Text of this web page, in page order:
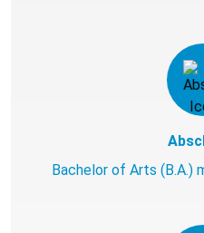
Bachelor of Arts (B.A.)